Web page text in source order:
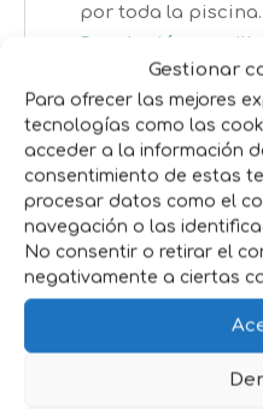
Gestionar
Para ofrecer las mejores
tecnologías como las
acceder a la información
consentimiento de estas
procesar datos como el
navegación o las
No consentir o retirar el
negativamente a ciertas
por toda la piscina.
Regulación sencilla
permiten definir la
según necesidad.
Mayor seguridad:
que asegura las
Prevención eficaz:
proliferación de
de pH dentro de
Durabilidad:
resistente,
en agua tratada.